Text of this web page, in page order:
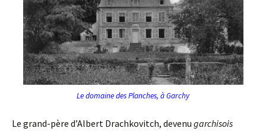
Le domaine des Planches, à Garchy
Le grand-père d’Albert Drachkovitch, devenu garchisois